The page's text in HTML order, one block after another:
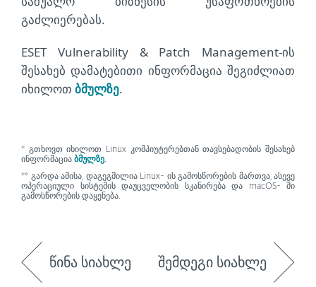
გაძლიერებას.
ESET Vulnerability & Patch Management-ის
შესახებ დამატებითი ინფორმაცია შეგიძლიათ
იხილოთ ბმულზე.
* გთხოვთ იხილოთ Linux კომპიუტერებთან თავსებადობის შესახებ
ინფორმაცია ბმულზე.
** გარდა ამისა, დაგეგმილია Linux- ის გამოსწორების მართვა, ასევე
ოპერაციული სისტემის დაუცველობის სკანირება და macOS- ში
გამოსწორების დაყენება.
წინა სიახლე შემდეგი სიახლე